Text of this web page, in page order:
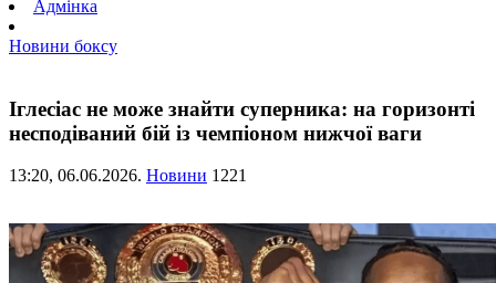
Адмінка
Новини боксу
Іглесіас не може знайти суперника: на горизонті
несподіваний бій із чемпіоном нижчої ваги
13:20, 06.06.2026. Новини 1221